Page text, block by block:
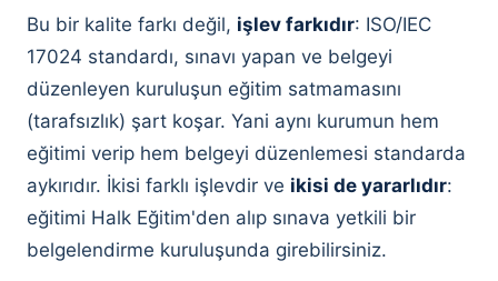
Bu bir kalite farkı değil, işlev farkıdır: ISO/IEC
17024 standardı, sınavı yapan ve belgeyi
düzenleyen kuruluşun eğitim satmamasını
(tarafsızlık) şart koşar. Yani aynı kurumun hem
eğitimi verip hem belgeyi düzenlemesi standarda
aykırıdır. İkisi farklı işlevdir ve ikisi de yararlıdır:
eğitimi Halk Eğitim'den alıp sınava yetkili bir
belgelendirme kuruluşunda girebilirsiniz.